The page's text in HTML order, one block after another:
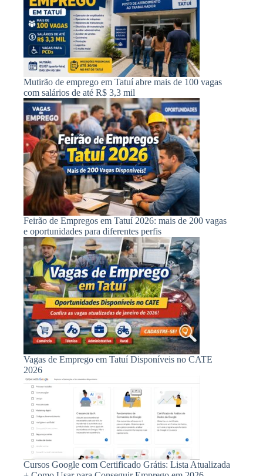
Mutirão de emprego em Tatuí abre mais de 100 vagas
com salários de até R$ 3,3 mil
Feirão de Empregos em Tatuí 2026: mais de 200 vagas
e oportunidades para diferentes perfis
Vagas de Emprego em Tatuí Disponíveis no CATE
2026
Cursos Google com Certificado Grátis: Lista Atualizada